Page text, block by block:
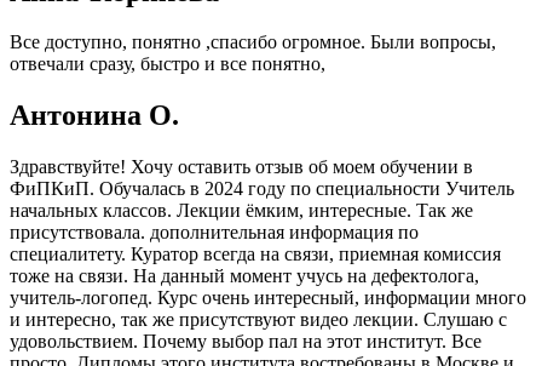
Все доступно, понятно ,спасибо огромное. Были вопросы,
отвечали сразу, быстро и все понятно,
Антонина О.
Здравствуйте! Хочу оставить отзыв об моем обучении в
ФиПКиП. Обучалась в 2024 году по специальности Учитель
начальных классов. Лекции ёмким, интересные. Так же
присутствовала. дополнительная информация по
специалитету. Куратор всегда на связи, приемная комиссия
тоже на связи. На данный момент учусь на дефектолога,
учитель-логопед. Курс очень интересный, информации много
и интересно, так же присутствуют видео лекции. Слушаю с
удовольствием. Почему выбор пал на этот институт. Все